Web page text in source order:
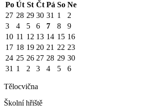
Po Út St Čt Pá So Ne
27 28 29 30 31 1
2
3
4 5 6 7 8
9
10 11 12 13 14 15 16
17 18 19 20 21 22 23
24 25 26 27 28 29 30
31 1 2 3 4 5 6
Tělocvična
Školní hřiště